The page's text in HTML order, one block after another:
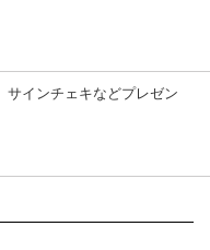
サインチェキなどプレゼン